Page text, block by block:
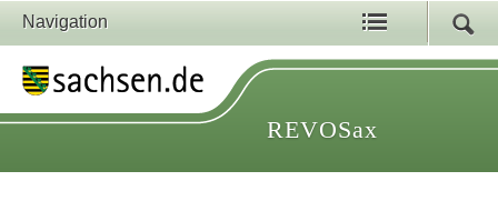
Navigation
REVOSax